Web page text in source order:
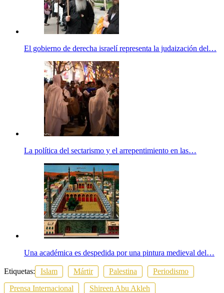
El gobierno de derecha israelí representa la judaización del…
La política del sectarismo y el arrepentimiento en las…
Una académica es despedida por una pintura medieval del…
Etiquetas: Islam Mártir Palestina
Periodismo
Prensa Internacional
Shireen Abu Akleh